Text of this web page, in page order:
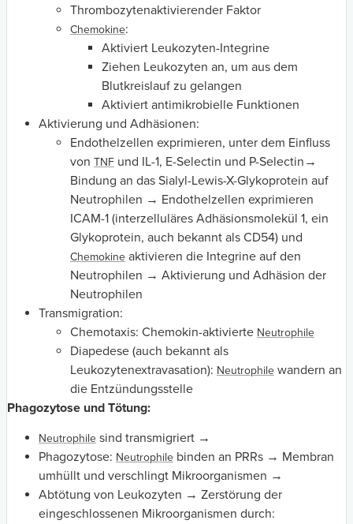
Thrombozytenaktivierender Faktor
Chemokine:
Aktiviert Leukozyten-Integrine
Ziehen Leukozyten an, um aus dem
Blutkreislauf zu gelangen
Aktiviert antimikrobielle Funktionen
Aktivierung und Adhäsionen:
Endothelzellen exprimieren, unter dem Einfluss
von TNF und IL-1, E-Selectin und P-Selectin→
Bindung an das Sialyl-Lewis-X-Glykoprotein auf
Neutrophilen → Endothelzellen exprimieren
ICAM-1 (interzelluläres Adhäsionsmolekül 1, ein
Glykoprotein, auch bekannt als CD54) und
Chemokine aktivieren die Integrine auf den
Neutrophilen → Aktivierung und Adhäsion der
Neutrophilen
Transmigration:
Chemotaxis: Chemokin-aktivierte Neutrophile
Diapedese (auch bekannt als
Leukozytenextravasation): Neutrophile wandern an
die Entzündungsstelle
Phagozytose und Tötung:
Neutrophile sind transmigriert →
Phagozytose: Neutrophile binden an PRRs → Membran
umhüllt und verschlingt Mikroorganismen →
Abtötung von Leukozyten → Zerstörung der
eingeschlossenen Mikroorganismen durch: